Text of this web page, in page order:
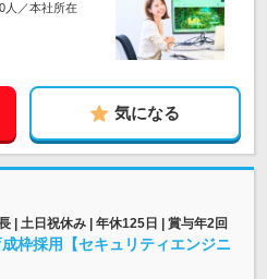
人／本社所在
気になる
| 土日祝休み | 年休125日 | 賞与年2回
枠採用【セキュリティエンジニ